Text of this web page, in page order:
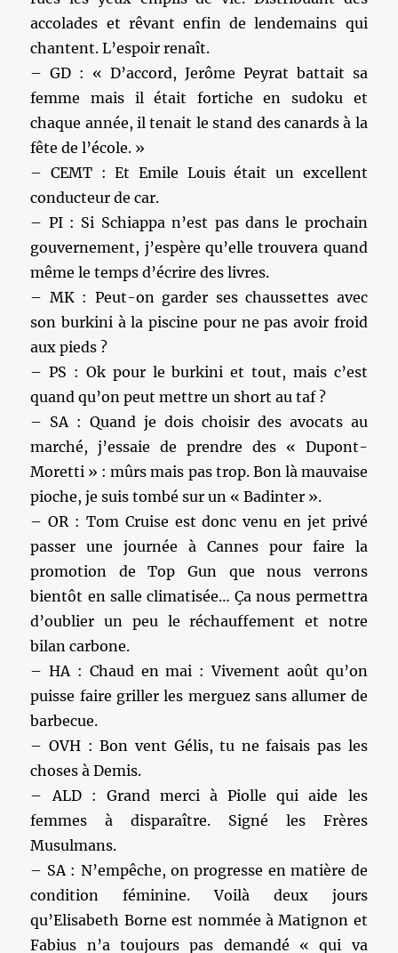
accolades et rêvant enfin de lendemains qui
chantent. L’espoir renaît.
– GD : « D’accord, Jerôme Peyrat battait sa
femme mais il était fortiche en sudoku et
chaque année, il tenait le stand des canards à la
fête de l’école. »
– CEMT : Et Emile Louis était un excellent
conducteur de car.
– PI : Si Schiappa n’est pas dans le prochain
gouvernement, j’espère qu’elle trouvera quand
même le temps d’écrire des livres.
– MK : Peut-on garder ses chaussettes avec
son burkini à la piscine pour ne pas avoir froid
aux pieds ?
– PS : Ok pour le burkini et tout, mais c’est
quand qu’on peut mettre un short au taf ?
– SA : Quand je dois choisir des avocats au
marché, j’essaie de prendre des « Dupont-
Moretti » : mûrs mais pas trop. Bon là mauvaise
pioche, je suis tombé sur un « Badinter ».
– OR : Tom Cruise est donc venu en jet privé
passer une journée à Cannes pour faire la
promotion de Top Gun que nous verrons
bientôt en salle climatisée… Ça nous permettra
d’oublier un peu le réchauffement et notre
bilan carbone.
– HA : Chaud en mai : Vivement août qu’on
puisse faire griller les merguez sans allumer de
barbecue.
– OVH : Bon vent Gélis, tu ne faisais pas les
choses à Demis.
– ALD : Grand merci à Piolle qui aide les
femmes à disparaître. Signé les Frères
Musulmans.
– SA : N’empêche, on progresse en matière de
condition féminine. Voilà deux jours
qu’Elisabeth Borne est nommée à Matignon et
Fabius n’a toujours pas demandé « qui va